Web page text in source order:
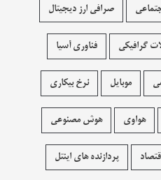
صرافی ارز دیجیتال
گرافيکی فناوری آسیا
موبایل نرخ بیکاری
هواوی هوش مصنوعی
پردازنده های اینتل